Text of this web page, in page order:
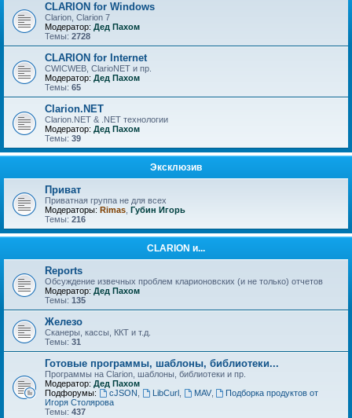
CLARION for Windows
Clarion, Clarion 7
Модератор: Дед Пахом
Темы: 2728
CLARION for Internet
CWICWEB, ClarioNET и пр.
Модератор: Дед Пахом
Темы: 65
Clarion.NET
Clarion.NET & .NET технологии
Модератор: Дед Пахом
Темы: 39
Эксклюзив
Приват
Приватная группа не для всех
Модераторы: Rimas
Губин Игорь
Темы: 216
CLARION и...
Reports
Обсуждение извечных проблем кларионовских (и не только) отчетов
Модератор: Дед Пахом
Темы: 135
Железо
Сканеры, кассы, ККТ и т.д.
Темы: 31
Готовые программы, шаблоны, библиотеки...
Программы на Clarion, шаблоны, библиотеки и пр.
Модератор: Дед Пахом
Подфорумы:
cJSON LibCurl MAV,
Подборка продуктов от
Игоря Столярова
Темы: 437